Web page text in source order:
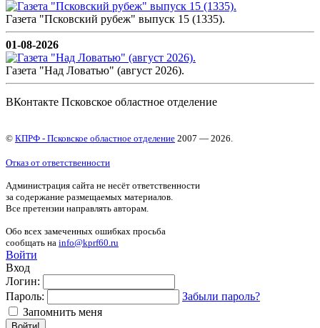
Газета "Псковский рубеж" выпуск 15 (1335).
01-08-2026
Газета "Над Ловатью" (август 2026).
ВКонтакте Псковское областное отделение
© КПРФ - Псковское областное отделение 2007 — 2026.
Отказ от ответственности
Администрация сайта не несёт ответственности
за содержание размещаемых материалов.
Все претензии направлять авторам.
Обо всех замеченных ошибках просьба
сообщать на info@kprf60.ru
Войти
Вход
Логин:
Пароль:
Забыли пароль?
Запомнить меня